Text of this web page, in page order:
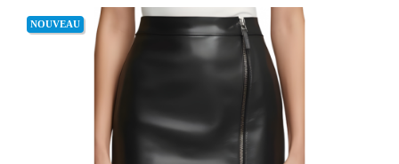
NOUVEAU